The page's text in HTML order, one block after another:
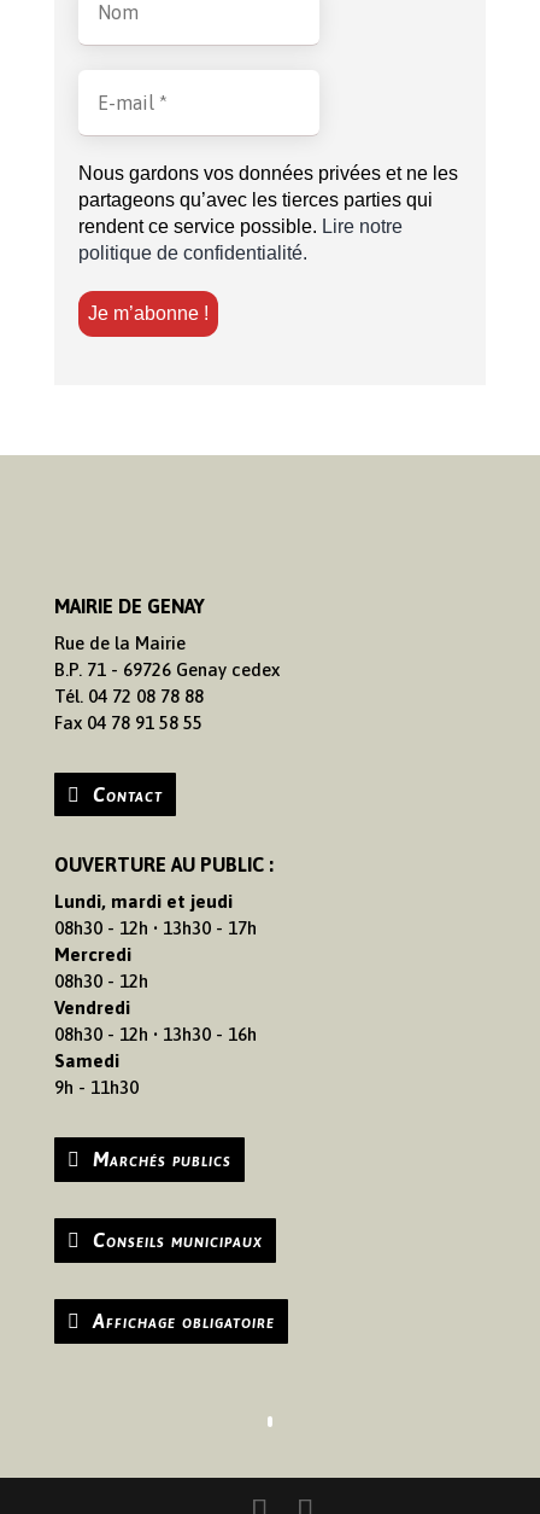
Nous gardons vos données privées et ne les
partageons qu’avec les tierces parties qui
rendent ce service possible. Lire notre
politique de confidentialité.
MAIRIE DE GENAY
Rue de la Mairie
B.P. 71 - 69726 Genay cedex
Tél. 04 72 08 78 88
Fax 04 78 91 58 55
Contact
OUVERTURE AU PUBLIC :
Lundi, mardi et jeudi
08h30 - 12h • 13h30 - 17h
Mercredi
08h30 - 12h
Vendredi
08h30 - 12h • 13h30 - 16h
Samedi
9h - 11h30
Marchés publics
Conseils municipaux
Affichage obligatoire